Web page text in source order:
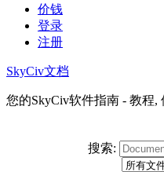
价钱
登录
注册
SkyCiv文档
您的SkyCiv软件指南 - 教程,
搜索: